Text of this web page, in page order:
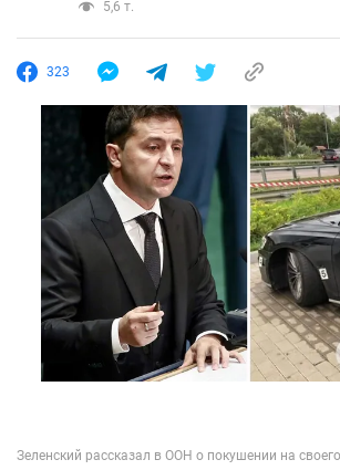
5,6 т.
323